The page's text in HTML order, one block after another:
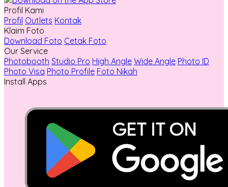
Profil Kami
Profil Outlets Kontak
Klaim Foto
Download Foto Cetak Foto
Our Service
Photobooth Studio Pro High Angle Wide Angle Photo ID
Photo Visa Photo Profile Foto Nikah
Install Apps